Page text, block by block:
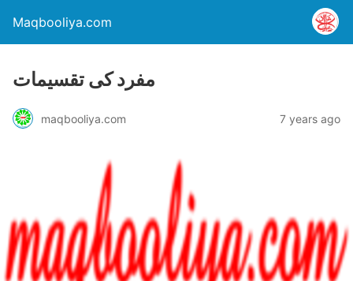
Maqbooliya.com
مفرد کی تقسیمات
maqbooliya.com 7 years ago